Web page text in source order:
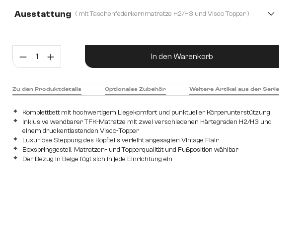
Ausstattung ( mit Taschenfederkernmatratze H2/H3 und Visco Topper )
mit Taschenfederkernmatratze H2/H3 und Visco Topper
Produkt Anzahl: Gib den gewünschten Wert
In den Warenkorb
Komplettbett mit hochwertigem Liegekomfort und punktueller Körperunterstützung
Inklusive wendbarer TFK-Matratze mit zwei verschiedenen Härtegraden H2/H3 und
einem druckentlastenden Visco-Topper
Luxuriöse Steppung des Kopfteils verleiht angesagten Vintage Flair
Boxspringgestell, Matratzen- und Topperqualität und Fußposition wählbar
Der Bezug in Beige fügt sich in jede Einrichtung ein
Zu den Produktdetails Optionales Zubehör Weitere Artikel aus der Serie